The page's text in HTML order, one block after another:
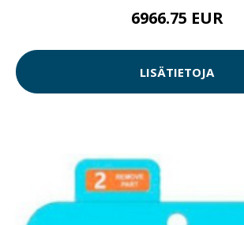
6966.75 EUR
LISÄTIETOJA